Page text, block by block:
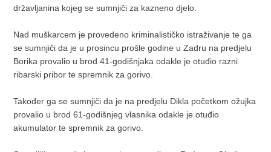
državljanina kojeg se sumnjiči za kazneno djelo.
Nad muškarcem je provedeno kriminalističko istraživanje te ga
se sumnjiči da je u prosincu prošle godine u Zadru na predjelu
Borika provalio u brod 41-godišnjaka odakle je otuđio razni
ribarski pribor te spremnik za gorivo.
Također ga se sumnjiči da je na predjelu Dikla početkom ožujka
provalio u brod 61-godišnjeg vlasnika odakle je otuđio
akumulator te spremnik za gorivo.